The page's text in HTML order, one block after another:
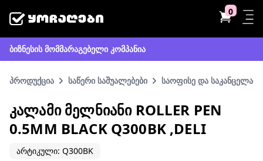
0
ბიზნესის მომმარაგებელი კომპანია
პროდუქცია საწერი საშუალებები საოფისე და
ᲙᲐᲚᲐᲛᲘ ᲛᲔᲚᲜᲘᲐᲜᲘ ROLLER PEN
0.5MM BLACK Q300BK ,DELI
არტიკული: Q300BK